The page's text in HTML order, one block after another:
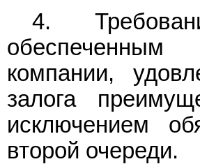
4.
обеспеченным
компании,
залога
исключением
второй очереди.